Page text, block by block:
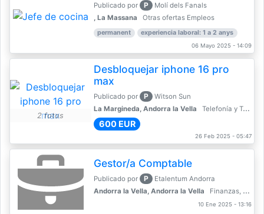
Publicado por P
Molí dels Fanals
, La Massana
Otras ofertas Empleos
permanent experiencia laboral: 1 a 2 anys
06 Mayo 2025 - 14:09
2 fotos
Desbloquejar iphone 16 pro
max
Publicado por P
Witson Sun
La Margineda, Andorra la Vella
Telefonía y Telecomunicaciones
600 EUR
26 Feb 2025 - 05:47
Gestor/a Comptable
Publicado por P
Etalentum Andorra
Andorra la Vella, Andorra la Vella
Finanzas, Contabilidad, Banca
10 Ene 2025 - 13:16